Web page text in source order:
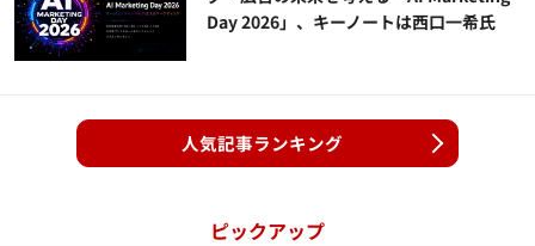
Day 2026」、キーノートは西口一希氏
人気記事ランキング
ピックアップ